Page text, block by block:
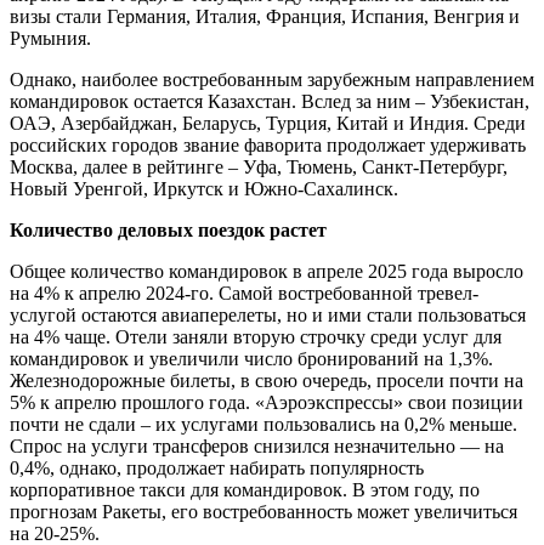
визы стали Германия, Италия, Франция, Испания, Венгрия и
Румыния.
Однако, наиболее востребованным зарубежным направлением
командировок остается Казахстан. Вслед за ним – Узбекистан,
ОАЭ, Азербайджан, Беларусь, Турция, Китай и Индия. Среди
российских городов звание фаворита продолжает удерживать
Москва, далее в рейтинге – Уфа, Тюмень, Санкт-Петербург,
Новый Уренгой, Иркутск и Южно-Сахалинск.
Количество деловых поездок растет
Общее количество командировок в апреле 2025 года выросло
на 4% к апрелю 2024-го. Самой востребованной тревел-
услугой остаются авиаперелеты, но и ими стали пользоваться
на 4% чаще. Отели заняли вторую строчку среди услуг для
командировок и увеличили число бронирований на 1,3%.
Железнодорожные билеты, в свою очередь, просели почти на
5% к апрелю прошлого года. «Аэроэкспрессы» свои позиции
почти не сдали – их услугами пользовались на 0,2% меньше.
Спрос на услуги трансферов снизился незначительно — на
0,4%, однако, продолжает набирать популярность
корпоративное такси для командировок. В этом году, по
прогнозам Ракеты, его востребованность может увеличиться
на 20-25%.